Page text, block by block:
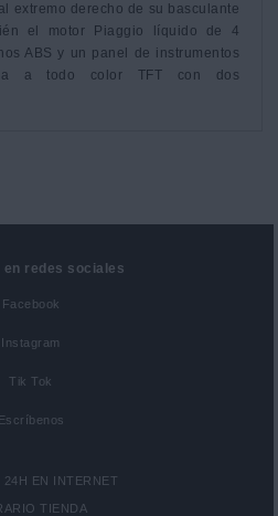
extremo derecho de su basculante
el motor Piaggio líquido de 4
ABS y un panel de instrumentos
a todo color TFT con dos
en redes sociales
Facebook
Instagram
Tik Tok
Escríbenos
24H EN INTERNET
TIENDA